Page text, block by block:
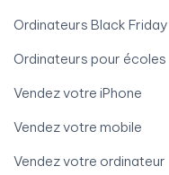
Ordinateurs Black Friday
Ordinateurs pour écoles
Vendez votre iPhone
Vendez votre mobile
Vendez votre ordinateur